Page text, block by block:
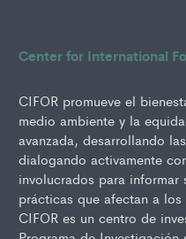
Center for International
CIFOR promueve el
medio ambiente y la
avanzada, desarrollando
dialogando activamente
involucrados para
prácticas que afectan a los
CIFOR es un centro de